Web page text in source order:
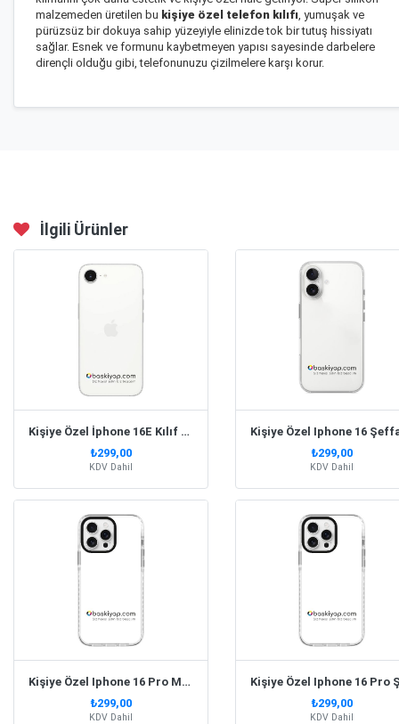
malzemeden üretilen bu kişiye özel telefon kılıfı , yumuşak ve
pürüzsüz bir dokuya sahip yüzeyiyle elinizde tok bir tutuş hissiyatı
sağlar. Esnek ve formunu kaybetmeyen yapısı sayesinde darbelere
dirençli olduğu gibi, telefonunuzu çizilmelere karşı korur.
İlgili Ürünler
Kişiye Özel İphone 16E Kılıf Süper Silikon Kapak
₺299,00
KDV Dahil
₺299,00
KDV Dahil
Kişiye Özel Iphone 16 Pro Max Şeffaf Silikon Telefon Kılıfı
₺299,00
KDV Dahil
₺299,00
KDV Dahil